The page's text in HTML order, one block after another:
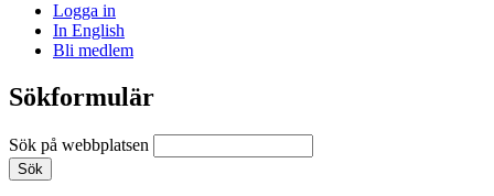
Logga in
In English
Bli medlem
Sökformulär
Sök på webbplatsen